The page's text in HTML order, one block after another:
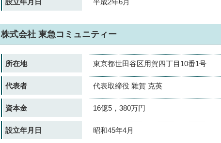
設立年月日 平成2年6月
株式会社 東急コミュニティー
所在地 東京都世田谷区用賀四丁目10番1号
代表者 代表取締役 雜賀 克英
資本金 16億5，380万円
設立年月日 昭和45年4月